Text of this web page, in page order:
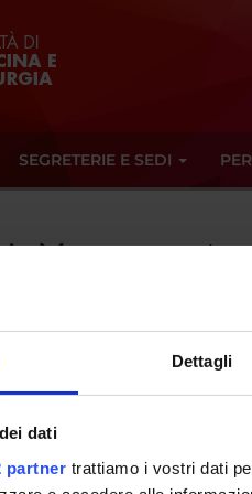
Dettagli
dati
partner trattiamo i vostri dati
SEGRETERIE E SEDI
- Management
Non è stato trovato alcun
Tot 0 Seminari